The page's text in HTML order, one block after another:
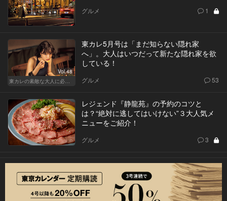
グルメ 1
Vol.48
東カレの素敵な大人に必要なこと
東カレ5月号は「まだ知らない隠れ家
へ」。大人はいつだって新たな隠れ家を欲
している！
グルメ 53
レジェンド『静龍苑』の予約のコツと
は？“絶対に逃してはいけない”３大人気メ
ニューをご紹介！
グルメ 3